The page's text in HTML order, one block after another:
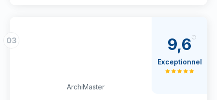
03
ArchiMaster
9,6
Exceptionnel